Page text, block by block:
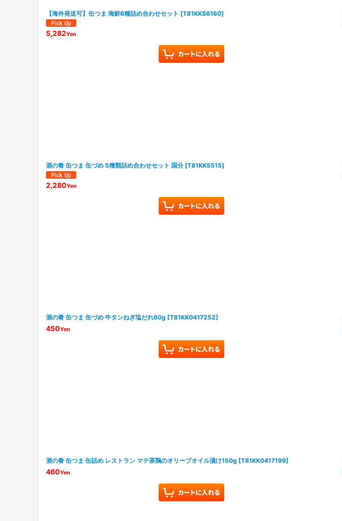
【海外発送可】缶つま 海鮮6種詰め合わせセット [T81KKS6160]
5,282Yen
酒の肴 缶つま 缶づめ 5種類詰め合わせセット 国分 [T81KKS515]
2,280Yen
酒の肴 缶つま 缶づめ 牛タンねぎ塩だれ60g [T81KK0417252]
450Yen
酒の肴 缶つま 缶詰め レストラン マテ茶鶏のオリーブオイル漬け150g [T81KK0417199]
460Yen